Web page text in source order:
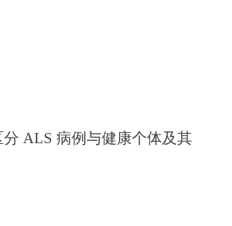
分 ALS 病例与健康个体及其